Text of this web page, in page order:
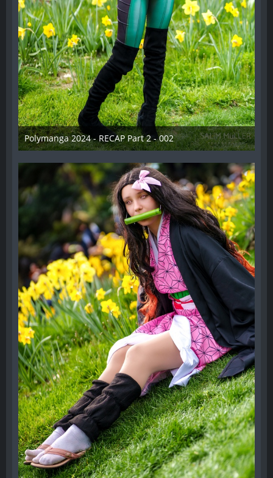
Polymanga 2024 - RECAP Part 2 - 002
29. April 2024